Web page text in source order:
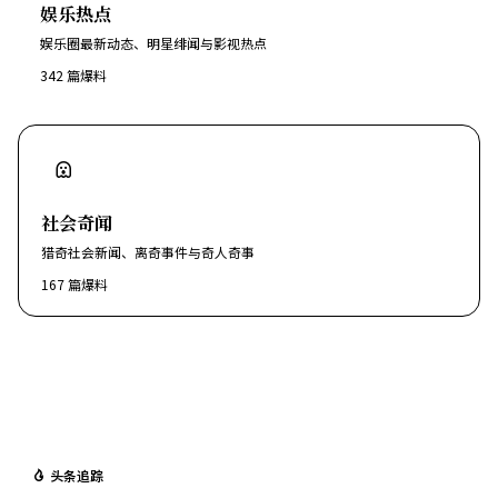
娱乐热点
娱乐圈最新动态、明星绯闻与影视热点
342 篇爆料
社会奇闻
猎奇社会新闻、离奇事件与奇人奇事
167篇爆料
头条追踪